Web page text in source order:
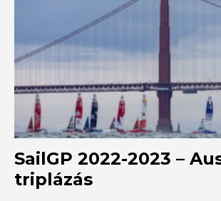
SailGP 2022-2023 –
triplázás